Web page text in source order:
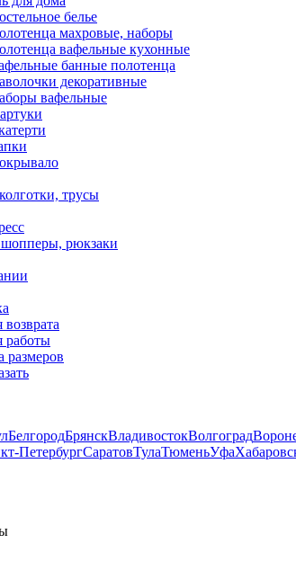
белье
махровые, наборы
вафельные кухонные
банные полотенца
декоративные
вафельные
трусы
рюкзаки
возврата
работы
размеров
БелгородБрянскВладивостокВолгоград
ПетербургСаратовТулаТюменьУфа